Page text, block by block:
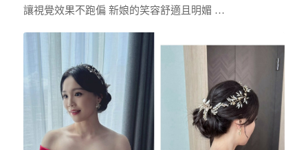
讓視覺效果不跑偏 新娘的笑容舒適且明媚 …